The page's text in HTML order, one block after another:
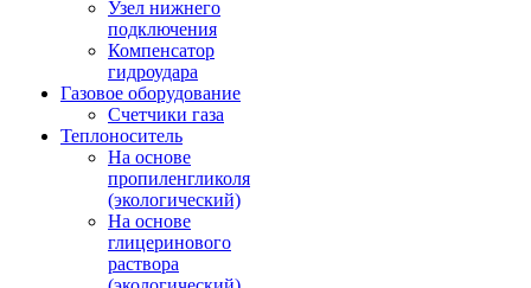
Узел нижнего
подключения
Компенсатор
гидроудара
Газовое оборудование
Счетчики газа
Теплоноситель
На основе
пропиленгликоля
(экологический)
На основе
глицеринового
раствора